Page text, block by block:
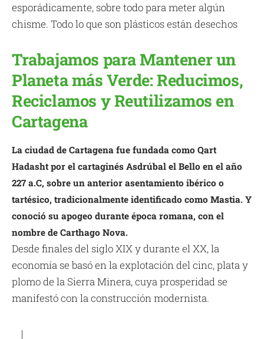
esporádicamente, sobre todo para meter algún
chisme. Todo lo que son plásticos están desechos
Trabajamos para Mantener un
Planeta más Verde: Reducimos,
Reciclamos y Reutilizamos en
Cartagena
La ciudad de Cartagena fue fundada como Qart
Hadasht por el cartaginés Asdrúbal el Bello en el año
227 a.C, sobre un anterior asentamiento ibérico o
tartésico, tradicionalmente identificado como Mastia. Y
conoció su apogeo durante época romana, con el
nombre de Carthago Nova.
Desde finales del siglo XIX y durante el XX, la
economía se basó en la explotación del cinc, plata y
plomo de la Sierra Minera, cuya prosperidad se
manifestó con la construcción modernista.